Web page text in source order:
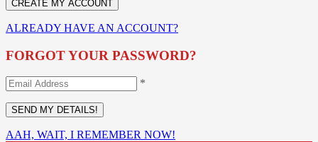
ALREADY HAVE AN ACCOUNT?
FORGOT YOUR PASSWORD?
*
AAH, WAIT, I REMEMBER NOW!